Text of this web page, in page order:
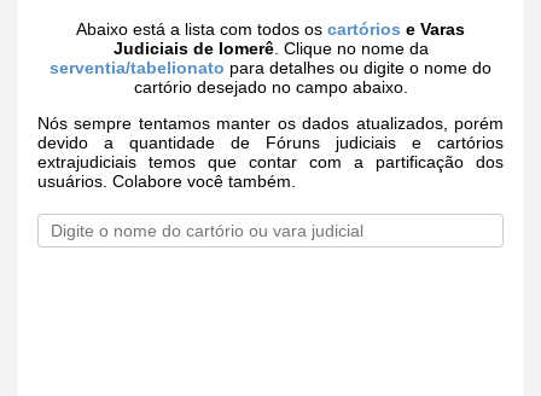
Abaixo está a lista com todos os cartórios e Varas
Judiciais de Iomerê. Clique no nome da
serventia/tabelionato para detalhes ou digite o nome do
cartório desejado no campo abaixo.
Nós sempre tentamos manter os dados atualizados, porém
devido a quantidade de Fóruns judiciais e cartórios
extrajudiciais temos que contar com a partificação dos
usuários. Colabore você também.